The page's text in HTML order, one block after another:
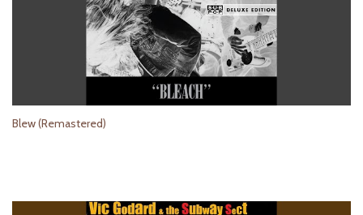
Blew (Remastered)